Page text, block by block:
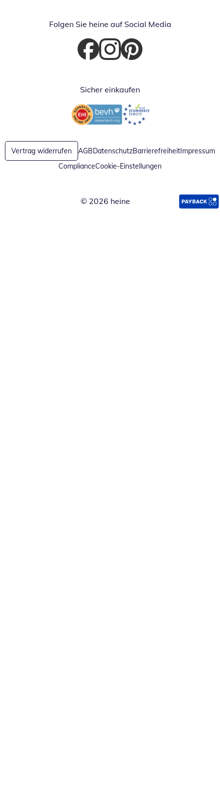
Folgen Sie heine auf Social Media
Öffnet in neuem Fenster
Öffnet in neuem Fenster
Öffnet in neuem Fenster
Sicher einkaufen
Öffnet in neuem FensterÖffnet in neuem Fenster
Vertrag widerrufen AGBDatenschutzBarrierefreiheitImpressum
ComplianceCookie-Einstellungen
© 2026 heine